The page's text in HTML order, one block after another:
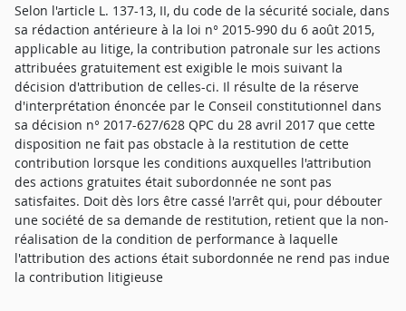
Selon l'article L. 137-13, II, du code de la sécurité sociale, dans
sa rédaction antérieure à la loi n° 2015-990 du 6 août 2015,
applicable au litige, la contribution patronale sur les actions
attribuées gratuitement est exigible le mois suivant la
décision d'attribution de celles-ci. Il résulte de la réserve
d'interprétation énoncée par le Conseil constitutionnel dans
sa décision n° 2017-627/628 QPC du 28 avril 2017 que cette
disposition ne fait pas obstacle à la restitution de cette
contribution lorsque les conditions auxquelles l'attribution
des actions gratuites était subordonnée ne sont pas
satisfaites. Doit dès lors être cassé l'arrêt qui, pour débouter
une société de sa demande de restitution, retient que la non-
réalisation de la condition de performance à laquelle
l'attribution des actions était subordonnée ne rend pas indue
la contribution litigieuse